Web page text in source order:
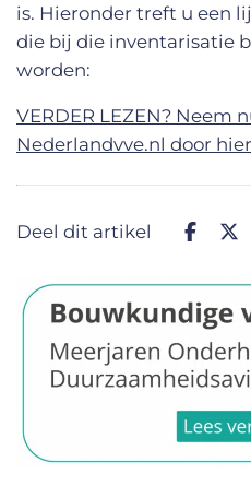
is. Hieronder treft u een
die bij die inventarisatie
worden:
VERDER LEZEN? Neem
Nederlandvve.nl door
Deel dit artikel